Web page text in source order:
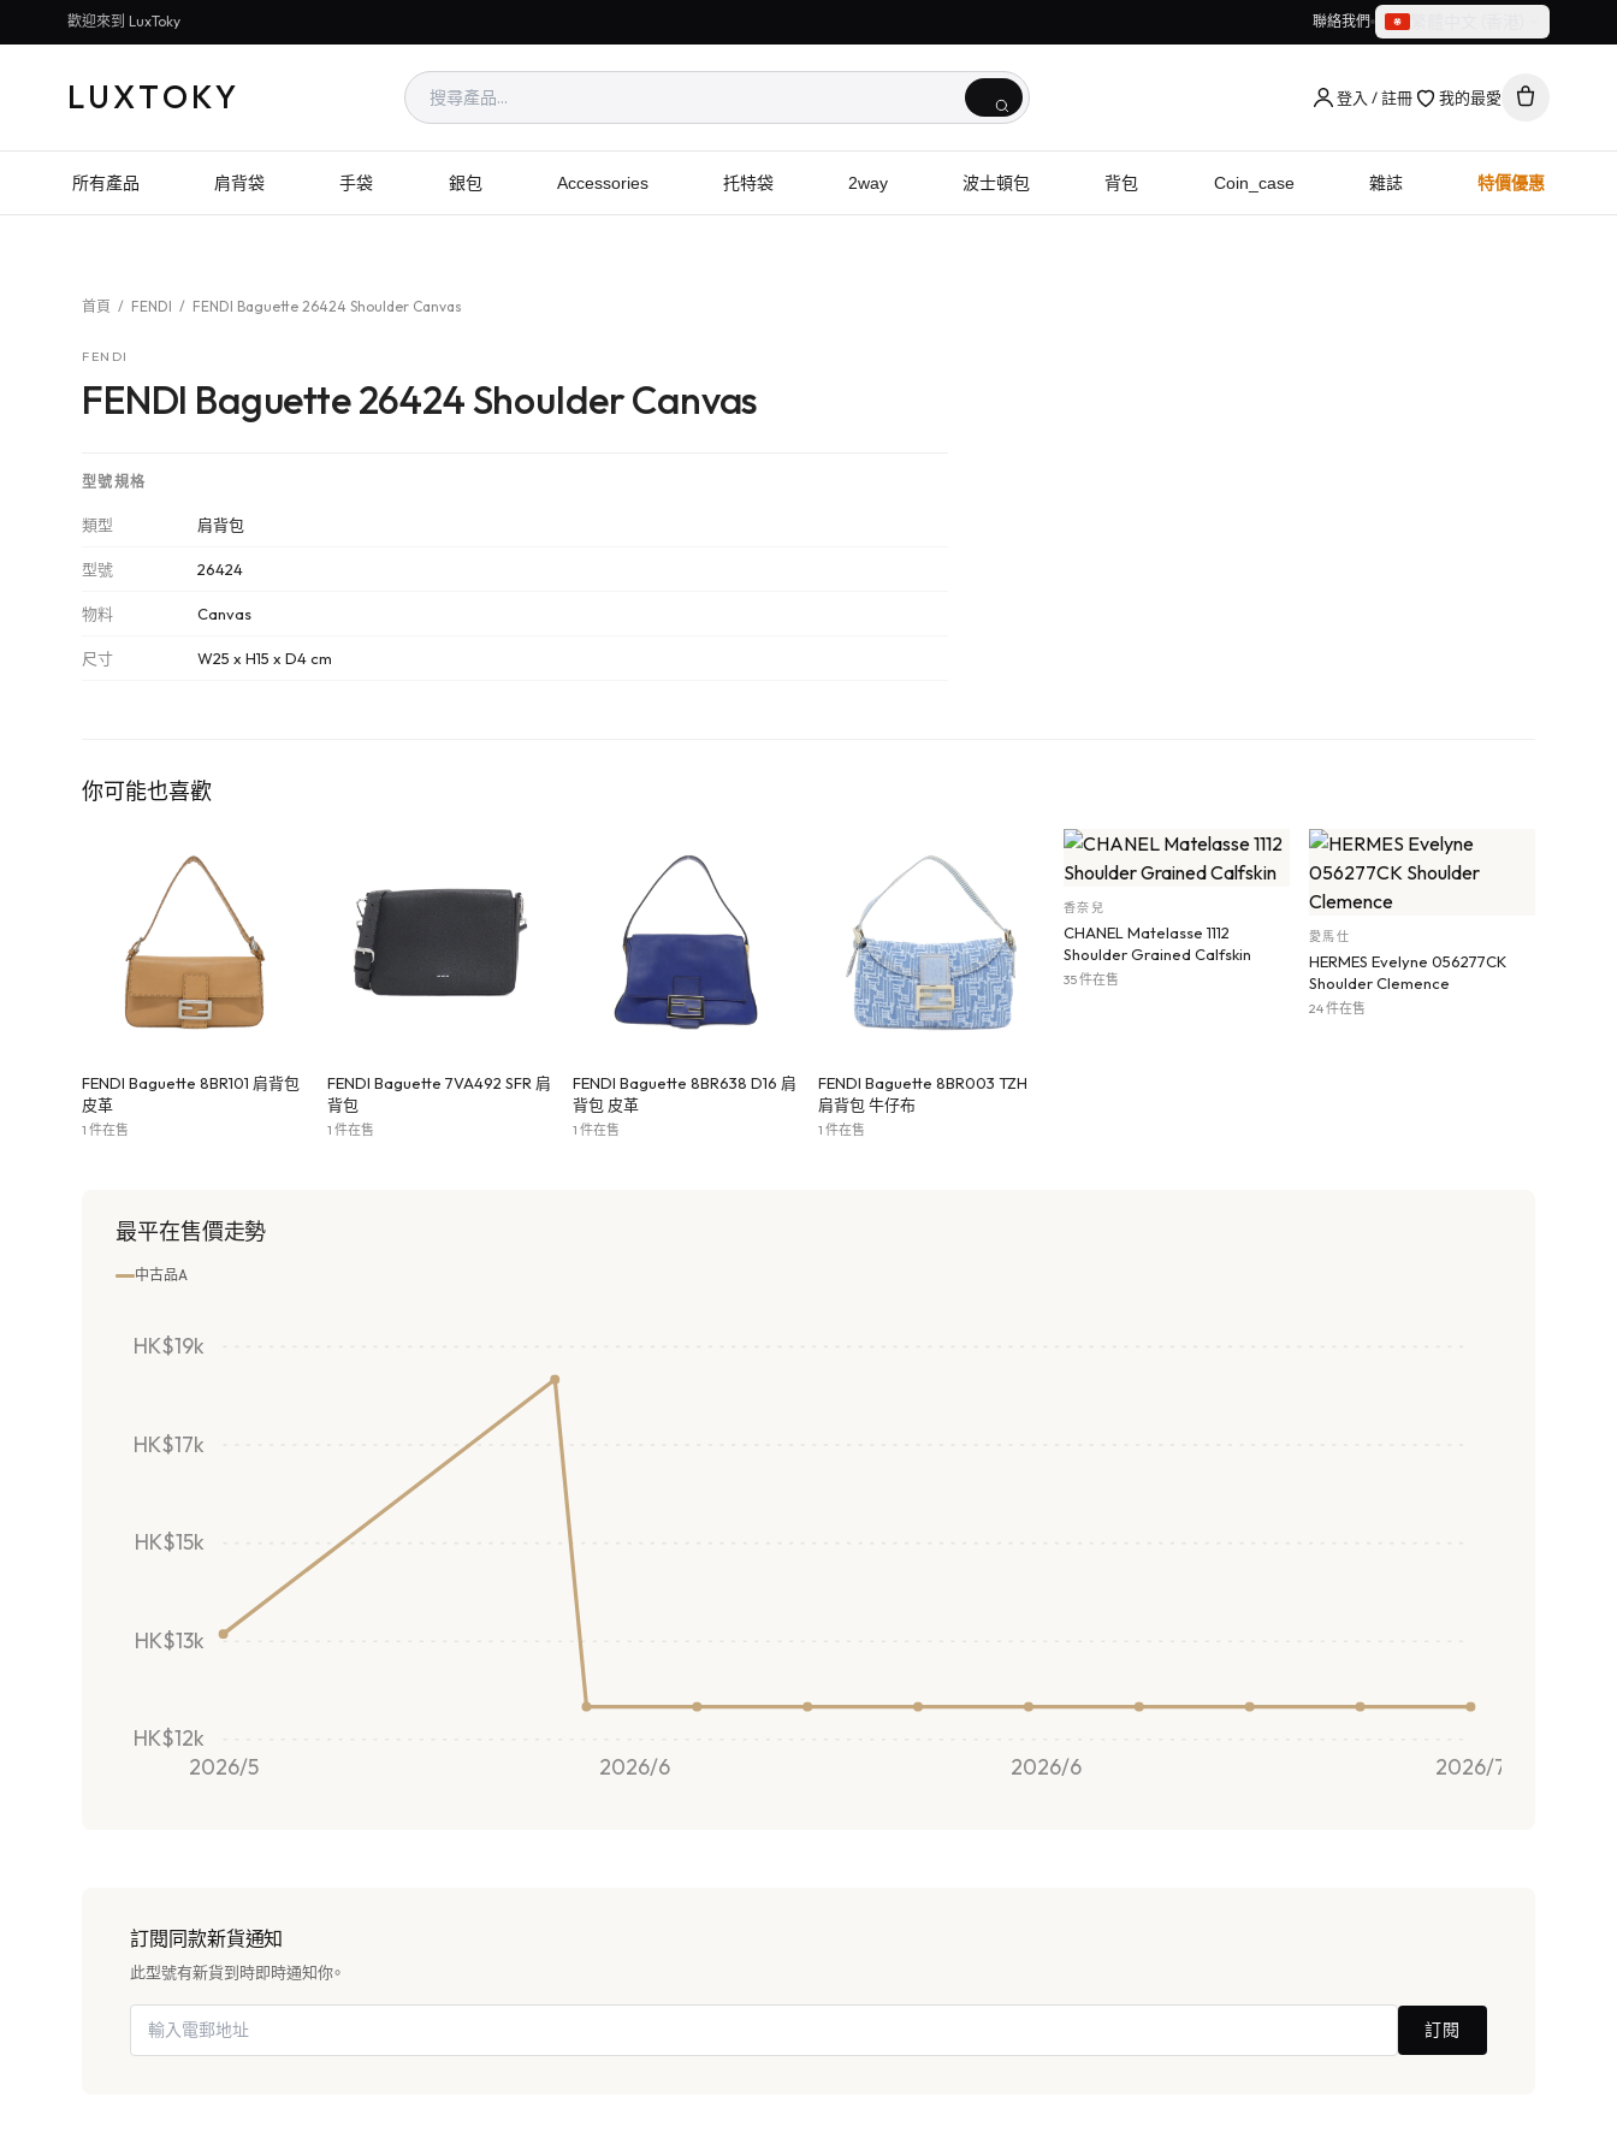
歡迎來到 LuxToky 聯絡我們
繁體中文（香港）
LUXTOKY 登入 / 註冊 我的最愛
所有產品 肩背袋 手袋 銀包 Accessories 托特袋 2way 波士頓包 背包 Coin_case 雜誌 特價優惠
首頁 / FENDI / FENDI Baguette 26424 Shoulder Canvas
FENDI
FENDI Baguette 26424 Shoulder Canvas
型號規格
類型 肩背包
型號 26424
物料 Canvas
尺寸 W25 x H15 x D4 cm
你可能也喜歡
FENDI Baguette 8BR101 肩背包
皮革
1 件在售
FENDI Baguette 7VA492 SFR 肩
背包
1 件在售
FENDI Baguette 8BR638 D16 肩
背包 皮革
1 件在售
FENDI Baguette 8BR003 TZH
肩背包 牛仔布
1 件在售
香奈兒
CHANEL Matelasse 1112
Shoulder Grained Calfskin
35 件在售
愛馬仕
HERMES Evelyne 056277CK
Shoulder Clemence
24 件在售
最平在售價走勢
中古品A
HK$12k
HK$13k
HK$15k
HK$17k
HK$19k
2026/5 2026/6 2026/6 2026/7
訂閱同款新貨通知
此型號有新貨到時即時通知你。
訂閱